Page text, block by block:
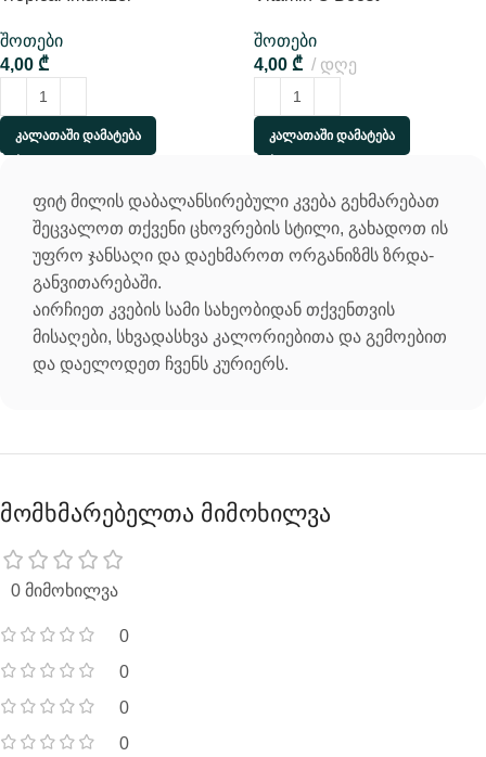
შოთები
4,00 ₾
Კალათაში Დამატება
შოთები
4,00 ₾ დღე
Კალათაში Დამატება
ფიტ მილის დაბალანსირებული კვება გეხმარებათ
შეცვალოთ თქვენი ცხოვრების სტილი, გახადოთ ის
უფრო ჯანსაღი და დაეხმაროთ ორგანიზმს ზრდა-
განვითარებაში.
აირჩიეთ კვების სამი სახეობიდან თქვენთვის
მისაღები, სხვადასხვა კალორიებითა და გემოებით
და დაელოდეთ ჩვენს კურიერს.
მომხმარებელთა მიმოხილვა
0 მიმოხილვა
0
0
0
0